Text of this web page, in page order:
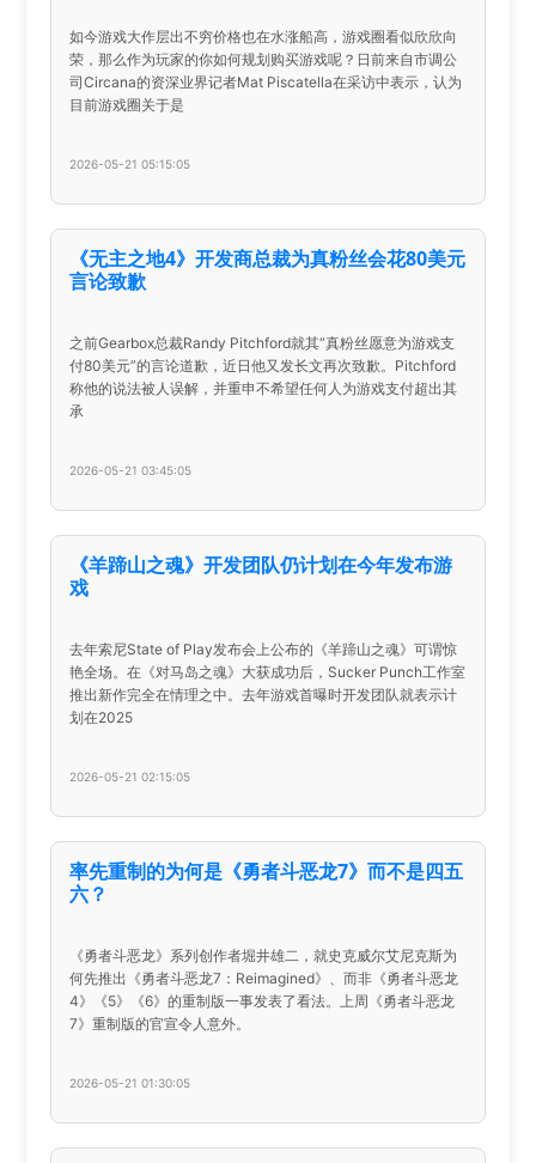
如今游戏大作层出不穷价格也在水涨船高，游戏圈看似欣欣向
荣，那么作为玩家的你如何规划购买游戏呢？日前来自市调公
司Circana的资深业界记者Mat Piscatella在采访中表示，认为
目前游戏圈关于是
2026-05-21 05:15:05
《无主之地4》开发商总裁为真粉丝会花80美元
言论致歉
之前Gearbox总裁Randy Pitchford就其“真粉丝愿意为游戏支
付80美元”的言论道歉，近日他又发长文再次致歉。Pitchford
称他的说法被人误解，并重申不希望任何人为游戏支付超出其
承
2026-05-21 03:45:05
《羊蹄山之魂》开发团队仍计划在今年发布游
戏
去年索尼State of Play发布会上公布的《羊蹄山之魂》可谓惊
艳全场。在《对马岛之魂》大获成功后，Sucker Punch工作室
推出新作完全在情理之中。去年游戏首曝时开发团队就表示计
划在2025
2026-05-21 02:15:05
率先重制的为何是《勇者斗恶龙7》而不是四五
六？
《勇者斗恶龙》系列创作者堀井雄二，就史克威尔艾尼克斯为
何先推出《勇者斗恶龙7：Reimagined》、而非《勇者斗恶龙
4》《5》《6》的重制版一事发表了看法。上周《勇者斗恶龙
7》重制版的官宣令人意外。
2026-05-21 01:30:05